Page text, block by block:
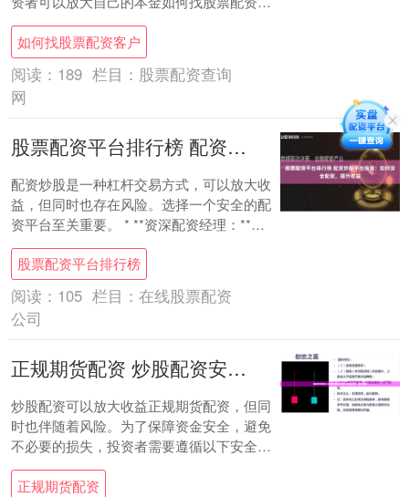
户，从而获得更高的收益。 * **便捷操作：
*....
如何找股票配资客户
阅读： 189 栏目： 股票配资查询
网
股票配资平台排行榜 配资炒股平台指南：如何安全配资，提升收益
配资炒股是一种杠杆交易方式，可以放大收
益，但同时也存在风险。选择一个安全的配
资平台至关重要。 * **资深配资经理：**具
备丰富的配资经验，熟悉行业法规，善于
风....
股票配资平台排行榜
阅读： 105 栏目： 在线股票配资
公司
正规期货配资 炒股配资安全指南：保障资金，避免风险
炒股配资可以放大收益正规期货配资，但同
时也伴随着风险。为了保障资金安全，避免
不必要的损失，投资者需要遵循以下安全指
南： 期货配资的杠杆倍数通常为1:5至
1:10....
正规期货配资